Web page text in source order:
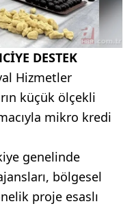
DESTEK
Hizmetler
küçük ölçekli
mikro kredi
genelinde
bölgesel
proje esaslı